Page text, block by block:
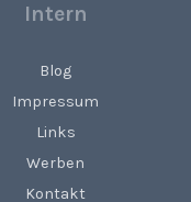
Intern
Blog
Impressum
Links
Werben
Kontakt